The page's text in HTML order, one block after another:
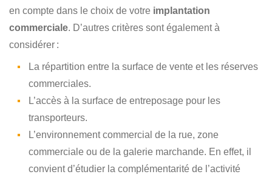
en compte dans le choix de votre implantation
commerciale. D’autres critères sont également à
considérer :
La répartition entre la surface de vente et les réserves
commerciales.
L’accès à la surface de entreposage pour les
transporteurs.
L’environnement commercial de la rue, zone
commerciale ou de la galerie marchande. En effet, il
convient d’étudier la complémentarité de l’activité